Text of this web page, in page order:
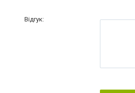
Відгук: